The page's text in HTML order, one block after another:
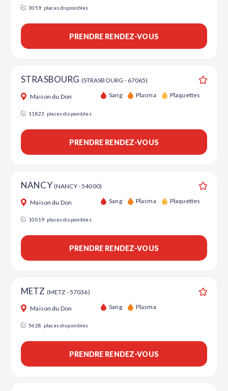
3059 places disponibles
PRENDRE RENDEZ-VOUS
STRASBOURG (STRASBOURG - 67065)
Maison du Don Sang Plasma Plaquettes
11823 places disponibles
PRENDRE RENDEZ-VOUS
NANCY (NANCY - 54000)
Maison du Don Sang Plasma Plaquettes
10019 places disponibles
PRENDRE RENDEZ-VOUS
METZ (METZ - 57036)
Maison du Don Sang Plasma
5628 places disponibles
PRENDRE RENDEZ-VOUS